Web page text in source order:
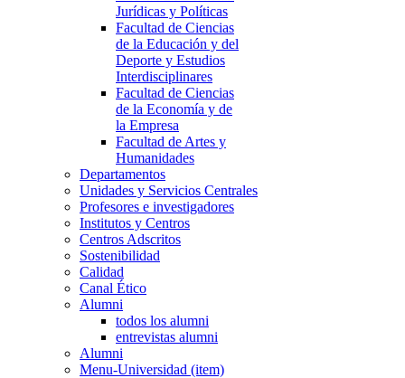
Jurídicas y Políticas
Facultad de Ciencias
de la Educación y del
Deporte y Estudios
Interdisciplinares
Facultad de Ciencias
de la Economía y de
la Empresa
Facultad de Artes y
Humanidades
Departamentos
Unidades y Servicios Centrales
Profesores e investigadores
Institutos y Centros
Centros Adscritos
Sostenibilidad
Calidad
Canal Ético
Alumni
todos los alumni
entrevistas alumni
Alumni
Menu-Universidad (item)